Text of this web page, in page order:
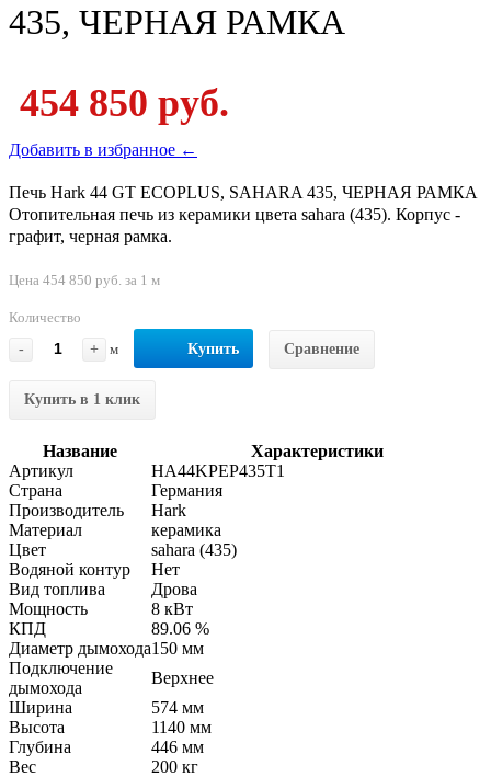
435, ЧЕРНАЯ РАМКА
454 850 руб.
Добавить в избранное ←
Печь Hark 44 GT ECOPLUS, SAHARA 435, ЧЕРНАЯ РАМКА
Отопительная печь из керамики цвета sahara (435). Корпус -
графит, черная рамка.
Цена 454 850 руб. за 1 м
Количество
-
+ м Купить Сравнение
Купить в 1 клик
Название
Характеристики
Артикул
HA44KPEP435T1
Страна
Германия
Производитель
Hark
Материал
керамика
Цвет
sahara (435)
Водяной контур
Нет
Вид топлива
Дрова
Мощность
8 кВт
КПД
89.06 %
Диаметр дымохода150 мм
Подключение
дымохода
Верхнее
Ширина
574 мм
Высота
1140 мм
Глубина
446 мм
Вес
200 кг